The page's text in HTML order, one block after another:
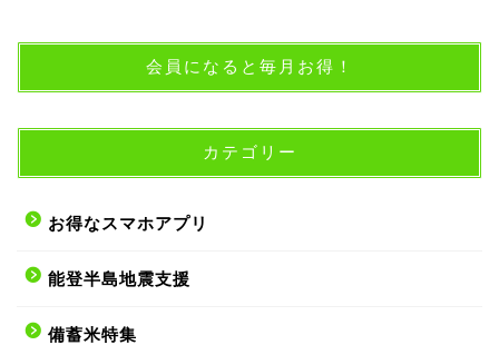
会員になると毎月お得！
カテゴリー
お得なスマホアプリ
能登半島地震支援
備蓄米特集